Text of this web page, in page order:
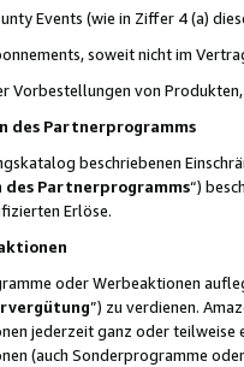
Events (wie in Ziffer 4 (a)
soweit nicht im
Vorbestellungen von
des Partnerprogramms
beschriebenen
des Partnerprogramms“)
Erlöse.
oder Werbeaktionen
”) zu verdienen.
jederzeit ganz oder
(auch Sonderprogramme